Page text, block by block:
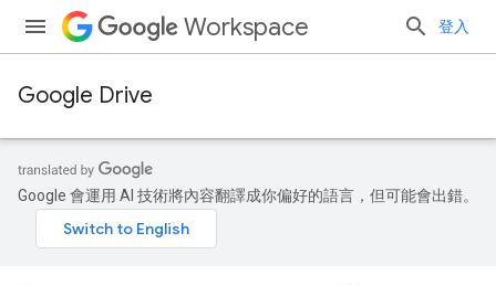
Workspace 登入
Google Drive
Google 會運用 AI 技術將內容翻譯成你偏好的語言，但可能會出錯。